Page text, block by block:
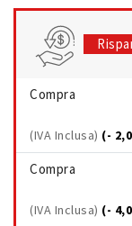
Compra
(IVA Inclusa) (-
Compra
(IVA Inclusa) (-